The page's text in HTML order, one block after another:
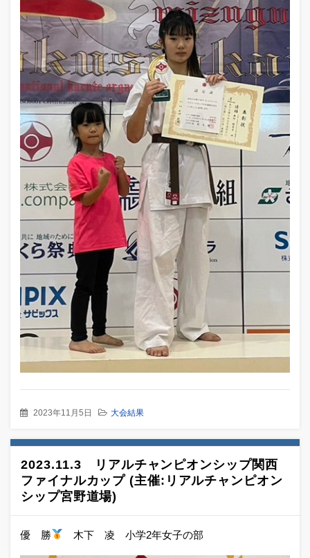
2023年11月5日 大会結果
2023.11.3 リアルチャンピオンシップ関西
ファイナルカップ (主催:リアルチャンピオン
シップ宮野道場)
優 勝 木下 凌 小学2年女子の部